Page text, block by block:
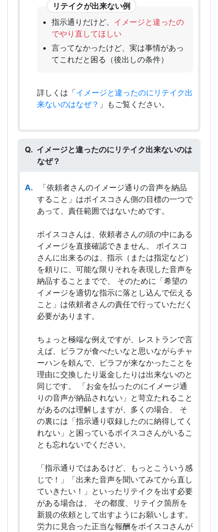
リテイクが出来ない例
指示通りだけど、 イメージと違ったの
でやり直してほしい
言ってなかったけど、実は事情があっ
てこれだと困る（後出しの条件）
詳しくは「イメージと違ったのにリテイク出
来ないのはなぜ？ 」もご覧ください。
イメージと違ったのにリテイク出来ないのは
なぜ？
「依頼者さんのイメージ通りの音声を納品
すること」はボイスコさん側の目標の一つで
あって、責任範囲ではないためです。
ボイスコさんは、依頼者さんの頭の中にある
イメージを直接確認できません。 ボイスコ
さんに出来るのは、指示（または指定など）
を頼りに、可能な限りそれを表現した音声を
納品することまでで、 そのために「希望の
イメージを適切な指示に落とし込んで伝える
こと」は依頼者さんの責任で行っていただく
必要があります。
ちょっと極端な例えですが、レストランで言
えば、ピラフが食べたいなと思いながらチャ
ーハンを頼んで、ピラフが来なかったことを
理由に交換したり返金したりは出来ないのと
同じです。 「お金を払ったのにイメージ通
りの音声が納品されない」と苛立たれること
があるのは理解しますが、多くの場合、 そ
の裏には「指示通り収録したのに納得してく
れない」と困っているボイスコさんがいるこ
とも忘れないでください。
「指示通りではあるけど、もっとこういう感
じで！」「出来た音声を聞いてみてから直し
ていきたい！」といったリテイクを出す必要
がある場合は、 その都度、リテイク箇所を
新規の依頼として出すようにお願いします。
労力に見合った正当な報酬をボイスコさんが